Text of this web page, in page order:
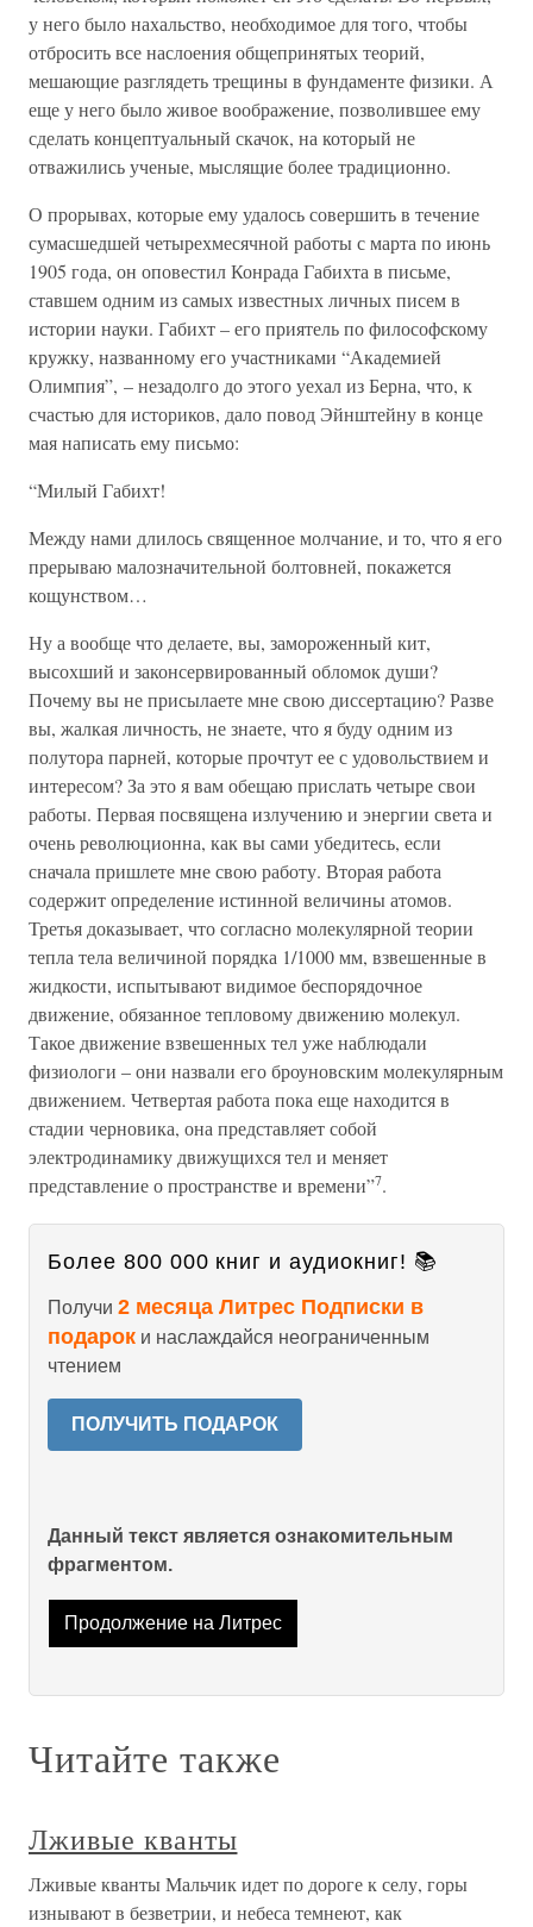
у него было нахальство, необходимое для того, чтобы
отбросить все наслоения общепринятых теорий,
мешающие разглядеть трещины в фундаменте физики. А
еще у него было живое воображение, позволившее ему
сделать концептуальный скачок, на который не
отважились ученые, мыслящие более традиционно.
О прорывах, которые ему удалось совершить в течение
сумасшедшей четырехмесячной работы с марта по июнь
1905 года, он оповестил Конрада Габихта в письме,
ставшем одним из самых известных личных писем в
истории науки. Габихт – его приятель по философскому
кружку, названному его участниками “Академией
Олимпия”, – незадолго до этого уехал из Берна, что, к
счастью для историков, дало повод Эйнштейну в конце
мая написать ему письмо:
“Милый Габихт!
Между нами длилось священное молчание, и то, что я его
прерываю малозначительной болтовней, покажется
кощунством…
Ну а вообще что делаете, вы, замороженный кит,
высохший и законсервированный обломок души?
Почему вы не присылаете мне свою диссертацию? Разве
вы, жалкая личность, не знаете, что я буду одним из
полутора парней, которые прочтут ее с удовольствием и
интересом? За это я вам обещаю прислать четыре свои
работы. Первая посвящена излучению и энергии света и
очень революционна, как вы сами убедитесь, если
сначала пришлете мне свою работу. Вторая работа
содержит определение истинной величины атомов.
Третья доказывает, что согласно молекулярной теории
тепла тела величиной порядка 1/1000 мм, взвешенные в
жидкости, испытывают видимое беспорядочное
движение, обязанное тепловому движению молекул.
Такое движение взвешенных тел уже наблюдали
физиологи – они назвали его броуновским молекулярным
движением. Четвертая работа пока еще находится в
стадии черновика, она представляет собой
электродинамику движущихся тел и меняет
представление о пространстве и времени”7.
Более 800 000 книг и аудиокниг! 📚
Получи 2 месяца Литрес Подписки в
подарок и наслаждайся неограниченным
чтением
ПОЛУЧИТЬ ПОДАРОК
Данный текст является ознакомительным
фрагментом.
Продолжение на Литрес
Читайте также
Лживые кванты
Лживые кванты Мальчик идет по дороге к селу, горы
изнывают в безветрии, и небеса темнеют, как